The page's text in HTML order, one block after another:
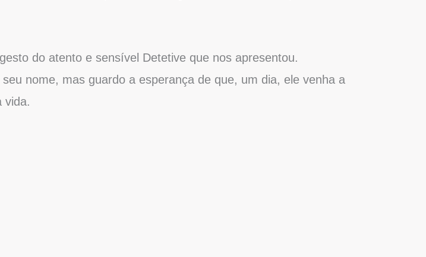
do atento e sensível Detetive que nos apresentou.
nome, mas guardo a esperança de que, um dia, ele venha a
vida.